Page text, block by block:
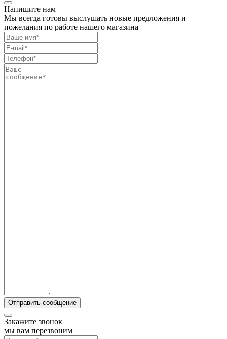
Напишите нам
Мы всегда готовы выслушать новые предложения и
пожелания по работе нашего магазина
Закажите звонок
мы вам перезвоним